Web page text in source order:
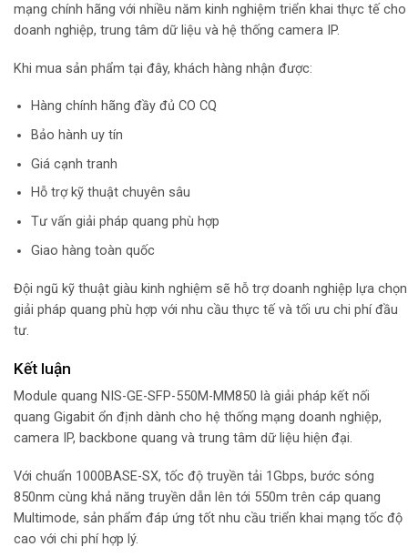
mạng chính hãng với nhiều năm kinh nghiệm triển khai thực tế cho
doanh nghiệp, trung tâm dữ liệu và hệ thống camera IP.
Khi mua sản phẩm tại đây, khách hàng nhận được:
Hàng chính hãng đầy đủ CO CQ
Bảo hành uy tín
Giá cạnh tranh
Hỗ trợ kỹ thuật chuyên sâu
Tư vấn giải pháp quang phù hợp
Giao hàng toàn quốc
Đội ngũ kỹ thuật giàu kinh nghiệm sẽ hỗ trợ doanh nghiệp lựa chọn
giải pháp quang phù hợp với nhu cầu thực tế và tối ưu chi phí đầu
tư.
Kết luận
Module quang NIS-GE-SFP-550M-MM850 là giải pháp kết nối
quang Gigabit ổn định dành cho hệ thống mạng doanh nghiệp,
camera IP, backbone quang và trung tâm dữ liệu hiện đại.
Với chuẩn 1000BASE-SX, tốc độ truyền tải 1Gbps, bước sóng
850nm cùng khả năng truyền dẫn lên tới 550m trên cáp quang
Multimode, sản phẩm đáp ứng tốt nhu cầu triển khai mạng tốc độ
cao với chi phí hợp lý.